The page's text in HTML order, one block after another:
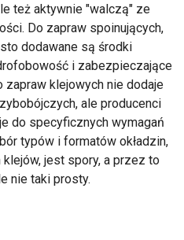
też aktywnie "walczą" ze
Do zapraw spoinujących,
dodawane są środki
i zabezpieczające
klejowych nie dodaje
ale producenci
do specyficznych wymagań
typów i formatów okładzin,
jest spory, a przez to
nie taki prosty.